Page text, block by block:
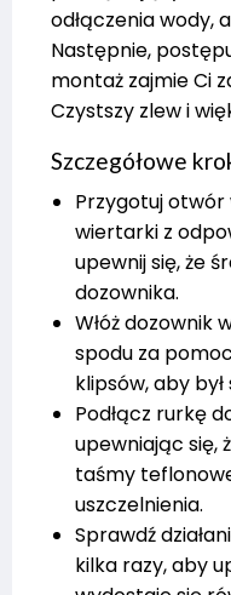
odłączenia wody,
Następnie,
montaż zajmie Ci
Czystszy zlew i
Szczegółowe
Przygotuj otwór
wiertarki z
upewnij się, że
dozownika.
Włóż dozownik
spodu za
klipsów, aby
Podłącz rurkę
upewniając się,
taśmy
uszczelnienia.
Sprawdź
kilka razy, aby